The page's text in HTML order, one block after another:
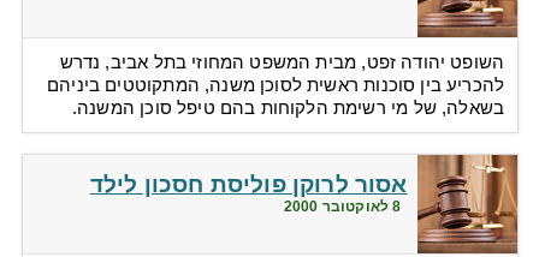
השופט יהודה זפט, מבית המשפט המחוזי בתל אביב, נדרש
להכריע בין סוכנות ראשית לסוכן משנה, המתקוטטים ביניהם
בשאלה, של מי רשימת הלקוחות בהם טיפל סוכן המשנה.
אסור לרוקן פוליסת חסכון לילד
8 לאוקטובר 2000